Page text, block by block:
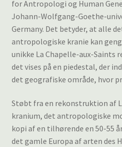
for Antropologi og Human
Johann-Wolfgang-Goethe-
Germany. Det betyder, at alle
antropologiske kranie kan
unikke La Chapelle-aux-Saints
det vises på en piedestal, der
det geografiske område, hvor
Støbt fra en rekonstruktion af
kranium, det antropologiske
kopi af en tilhørende en 50-55
det gamle Europa af arten des